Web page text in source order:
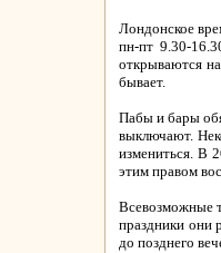
Лондонское
пн-пт 9.30-
открываются
бывает.
Пабы и бары
выключают.
измениться. В
этим правом
Всевозможные
праздники они
до позднего